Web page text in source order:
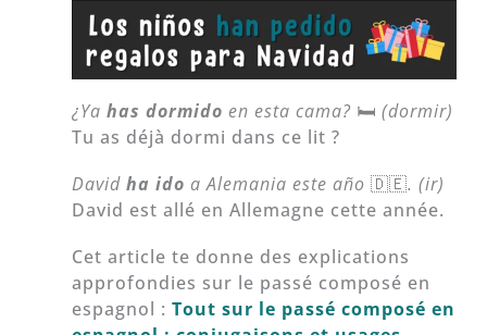
¿Yahas dormidoen esta cama? 🛏(dormir)
Tu as déjà dormi dans ce lit ?
David ha idoa Alemania este año🇩🇪. (ir)
David est allé en Allemagne cette année.
Cet article te donne des explications
approfondies sur le passé composé en
espagnol :Tout sur le passé composé en